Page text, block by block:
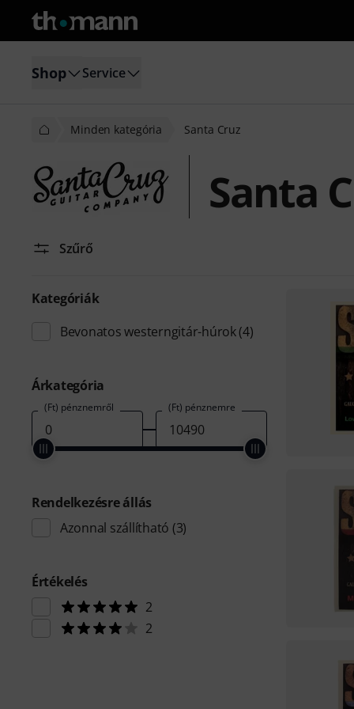
Shop Service
Minden kategória Santa Cruz
Santa
Szűrő
Kategóriák
Bevonatos westerngitár-húrok(4)
Árkategória
(Ft) pénznemről (Ft) pénznemre
Rendelkezésre állás
Azonnal szállítható (3)
Értékelés
2
2